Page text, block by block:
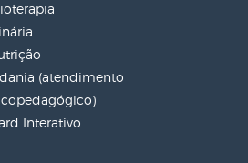
(atendimento
Interativo